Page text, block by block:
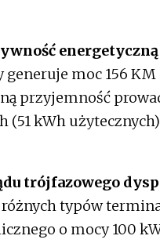
generuje moc 156
przyjemność
kWh
trójfazowego
typów
o mocy 100